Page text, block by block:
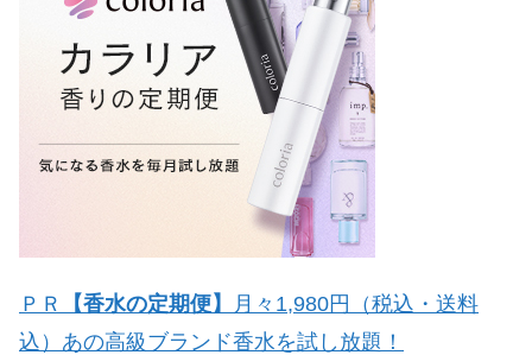
ＰＲ 【香水の定期便】
月々1,980円（税込・送料
込）あの高級ブランド香水を試し放題！